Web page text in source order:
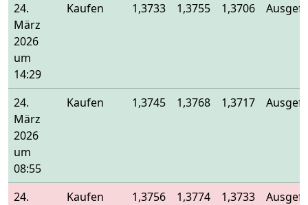
24.
März
2026
um
14:29
Kaufen 1,3733 1,3755 1,3706
24.
März
2026
um
08:55
Kaufen 1,3745 1,3768 1,3717
24.
Kaufen 1,3756 1,3774 1,3733